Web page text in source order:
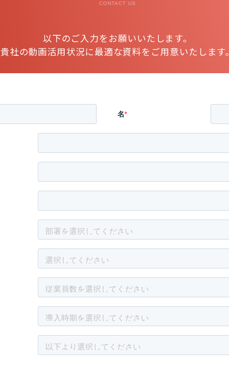
CONTACT US
以下のご入力をお願いいたします。
貴社の動画活用状況に最適な資料をご用意いたします